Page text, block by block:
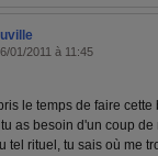
01/2011 à 11:45
le temps de faire
as besoin d'un coup
tel rituel, tu sais où me